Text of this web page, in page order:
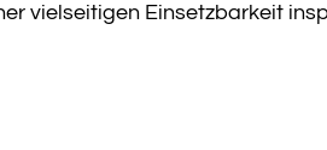
vielseitigen Einsetzbarkeit